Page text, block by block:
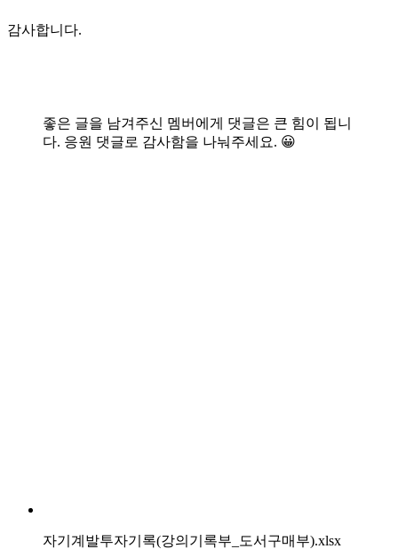
감사합니다.
좋은 글을 남겨주신 멤버에게 댓글은 큰 힘이 됩니
다. 응원 댓글로 감사함을 나눠주세요. 😀
자기계발투자기록(강의기록부_도서구매부).xlsx